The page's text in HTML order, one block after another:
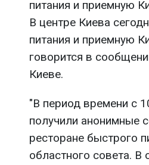
питания и приемную
В центре Киева
питания и приемную
говорится в
Киеве.
"В период времени с
получили анонимные
ресторане быстрого
областного совета.